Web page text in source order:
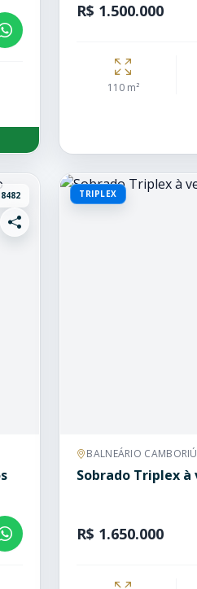
R$ 1.500.000
110 m²
8482 TRIPLEX
BALNEÁRIO
Sobrado Triplex
R$ 1.650.000